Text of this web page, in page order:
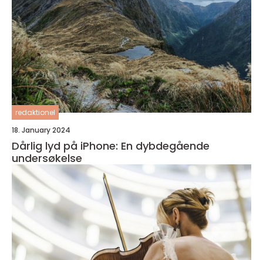
redaktionel
18. January 2024
Dårlig lyd på iPhone: En dybdegående
undersøkelse